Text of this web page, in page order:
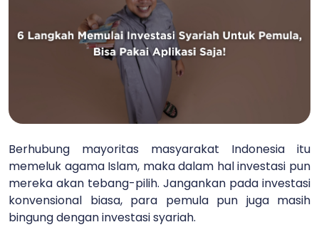
Berhubung mayoritas masyarakat Indonesia itu
memeluk agama Islam, maka dalam hal investasi pun
mereka akan tebang-pilih. Jangankan pada investasi
konvensional biasa, para pemula pun juga masih
bingung dengan investasi syariah.